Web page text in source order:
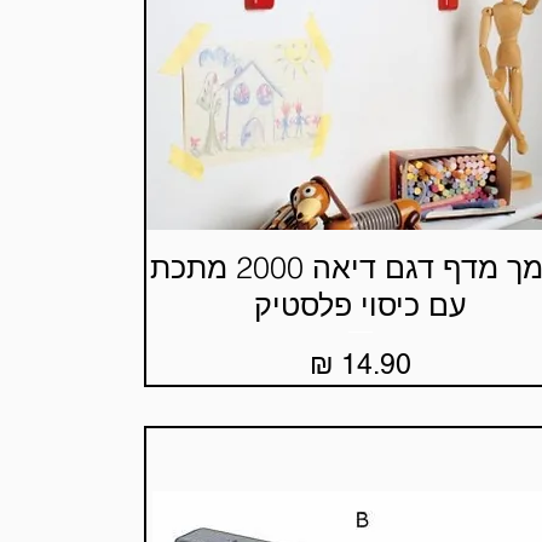
תצוגה מהירה
תומך מדף דגם דיאה 2000 מתכת
עם כיסוי פלסטיק
מחיר